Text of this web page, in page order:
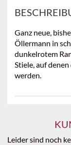
Ganz neue,
Öllermann in
dunkelrotem
Stiele, auf
werden.
Leider sind noch